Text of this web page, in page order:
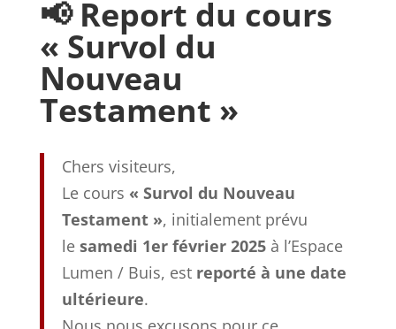
📢 Report du cours
« Survol du
Nouveau
Testament »
Chers visiteurs,
Le cours « Survol du Nouveau
Testament », initialement prévu
le samedi 1er février 2025à l’Espace
Lumen / Buis, est reporté à une date
ultérieure.